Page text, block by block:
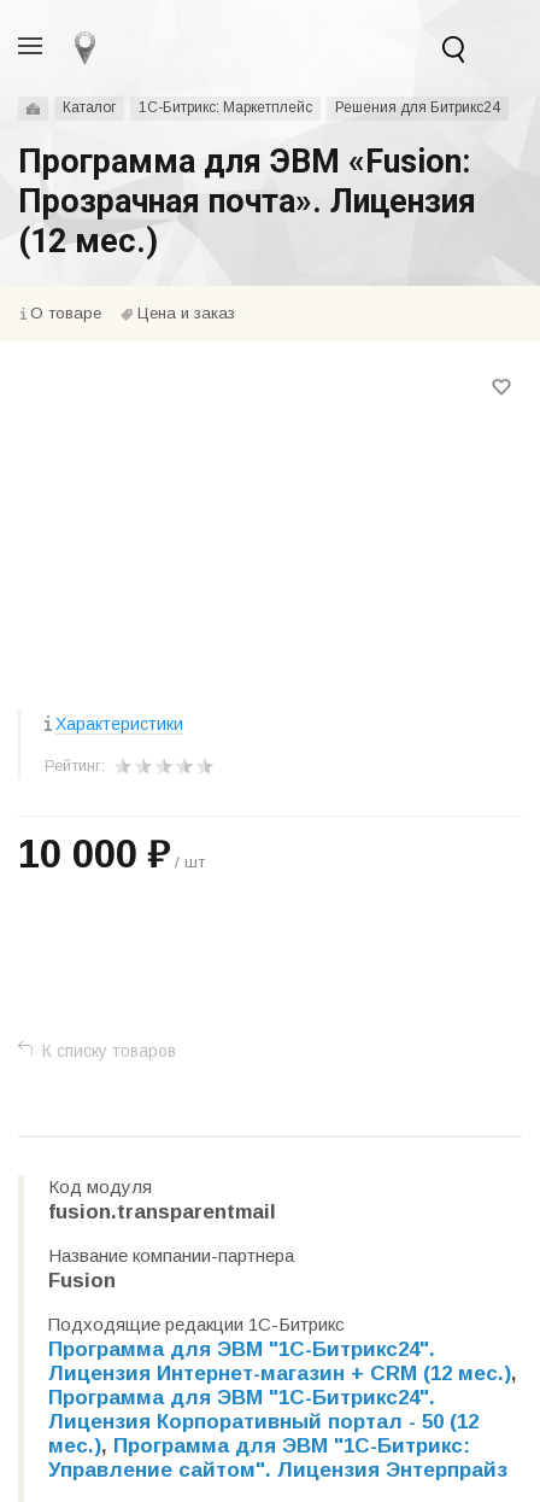
Каталог 1С-Битрикс: Маркетплейс Решения для Битрикс24
Программа для ЭВМ «Fusion:
Прозрачная почта». Лицензия
(12 мес.)
О товаре Цена и заказ
Характеристики
Рейтинг:
10 000 ₽ / шт
К списку товаров
Код модуля
fusion.transparentmail
Название компании-партнера
Fusion
Подходящие редакции 1С-Битрикс
Программа для ЭВМ "1С-Битрикс24".
Лицензия Интернет-магазин + CRM (12 мес.),
Программа для ЭВМ "1С-Битрикс24".
Лицензия Корпоративный портал - 50 (12
мес.), Программа для ЭВМ "1С-Битрикс:
Управление сайтом". Лицензия Энтерпрайз